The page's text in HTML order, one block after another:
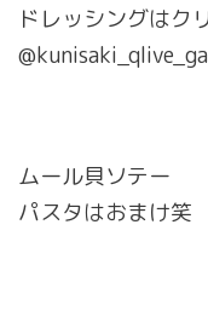
ドレッシングはク
ムール貝ソテー
パスタはおまけ笑